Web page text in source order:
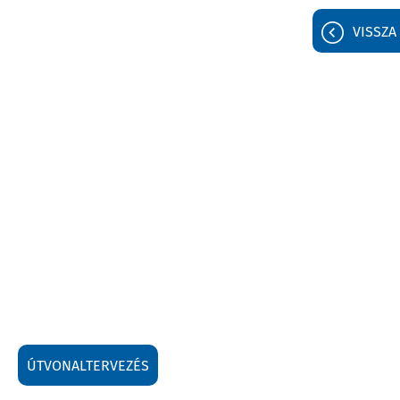
ÚTVONALTERVEZÉS
VISSZA